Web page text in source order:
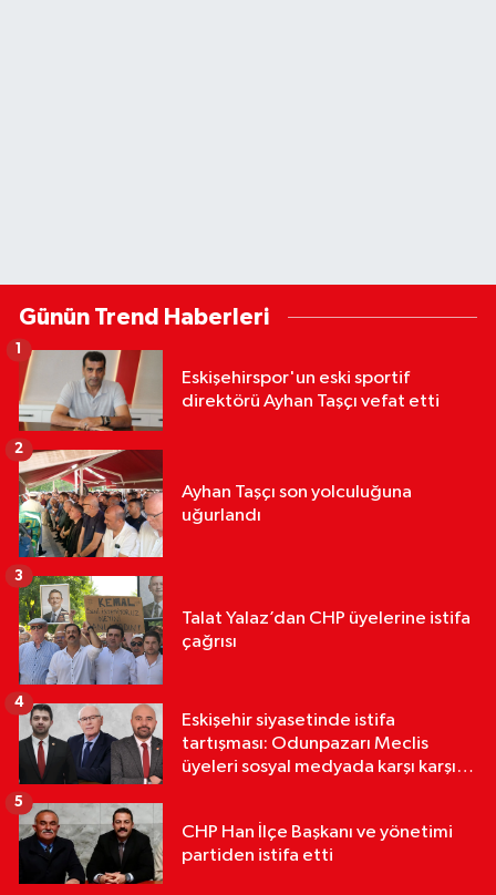
Günün Trend Haberleri
Eskişehirspor'un eski sportif
direktörü Ayhan Taşçı vefat etti
1
Ayhan Taşçı son yolculuğuna
uğurlandı
2
Talat Yalaz’dan CHP üyelerine istifa
çağrısı
3
Eskişehir siyasetinde istifa
tartışması: Odunpazarı Meclis
üyeleri sosyal medyada karşı karşıya
4
CHP Han İlçe Başkanı ve yönetimi
partiden istifa etti
5